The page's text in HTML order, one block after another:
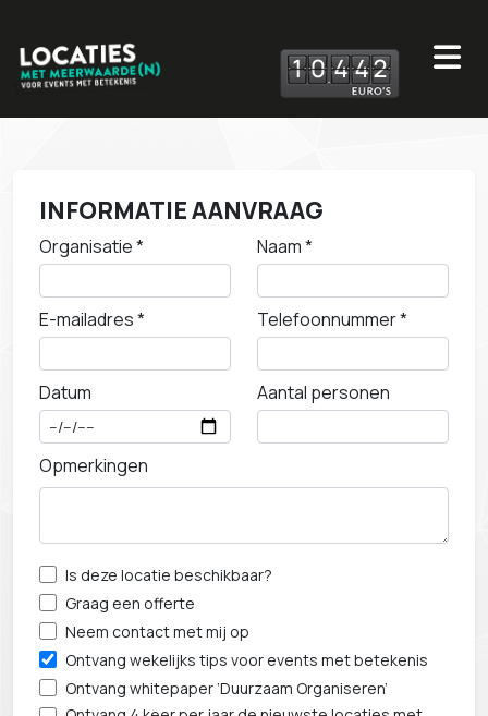
10 442
INFORMATIE AANVRAAG
Organisatie * Naam *
E-mailadres * Telefoonnummer *
Datum Aantal personen
Opmerkingen
Is deze locatie beschikbaar?
Graag een offerte
Neem contact met mij op
Ontvang wekelijks tips voor events met betekenis
Ontvang whitepaper ‘Duurzaam Organiseren’